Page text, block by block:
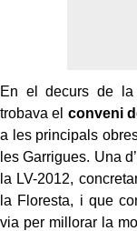
En el decurs de la
trobava el conveni
a les principals
les Garrigues. Una
la LV-2012,
la Floresta, i que
via per millorar la